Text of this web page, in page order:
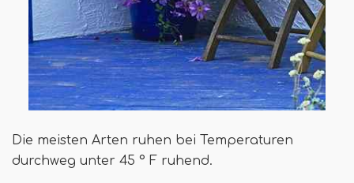
Die meisten Arten ruhen bei Temperaturen
durchweg unter 45 ° F ruhend.